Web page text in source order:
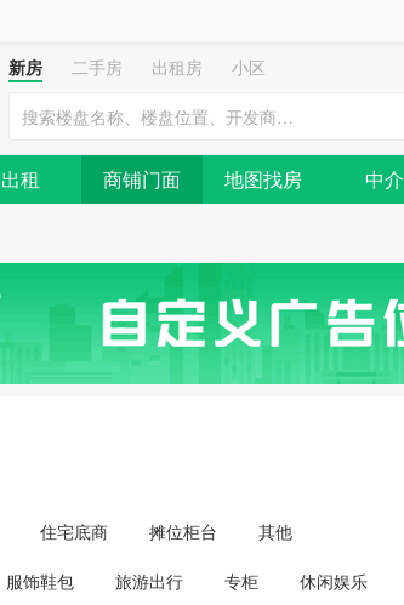
新房 二手房 出租房
小区
出租 商铺门面 地图找房 中介
住宅底商 摊位柜台 其他
服饰鞋包 旅游出行 专柜 休闲娱乐